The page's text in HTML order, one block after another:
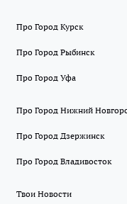
Про Город Курск
Про Город Рыбинск
Про Город Уфа
Про Город Нижний
Про Город Дзержинск
Про Город Владивосток
Твои Новости